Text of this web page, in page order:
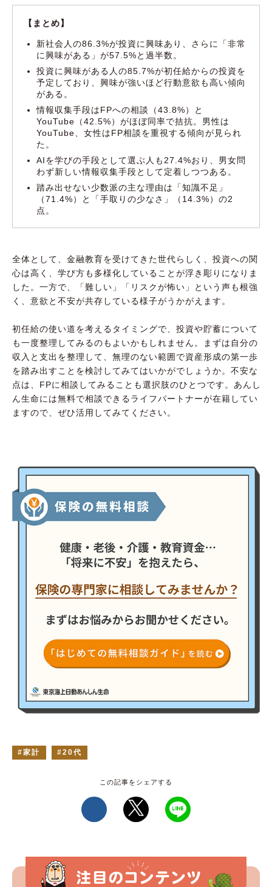
【まとめ】
新社会人の86.3%が投資に興味あり、さらに「非常
に興味がある」が57.5%と過半数。
投資に興味がある人の85.7%が初任給からの投資を
予定しており、興味が強いほど行動意欲も高い傾向
がある。
情報収集手段はFPへの相談（43.8%）と
YouTube（42.5%）がほぼ同率で拮抗。男性は
YouTube、女性はFP相談を重視する傾向が見られ
た。
AIを学びの手段として選ぶ人も27.4%おり、男女問
わず新しい情報収集手段として定着しつつある。
踏み出せない少数派の主な理由は「知識不足」
（71.4%）と「手取りの少なさ」（14.3%）の2
点。
全体として、金融教育を受けてきた世代らしく、投資への関
心は高く、学び方も多様化していることが浮き彫りになりま
した。一方で、「難しい」「リスクが怖い」という声も根強
く、意欲と不安が共存している様子がうかがえます。
初任給の使い道を考えるタイミングで、投資や貯蓄について
も一度整理してみるのもよいかもしれません。まずは自分の
収入と支出を整理して、無理のない範囲で資産形成の第一歩
を踏み出すことを検討してみてはいかがでしょうか。不安な
点は、FPに相談してみることも選択肢のひとつです。あんし
ん生命には無料で相談できるライフパートナーが在籍してい
ますので、ぜひ活用してみてください。
家計 20代